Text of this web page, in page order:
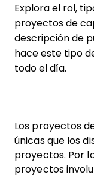
Explora el rol,
proyectos de
descripción de
hace este tipo
todo el día.
Los proyectos
únicas que los
proyectos. Por
proyectos